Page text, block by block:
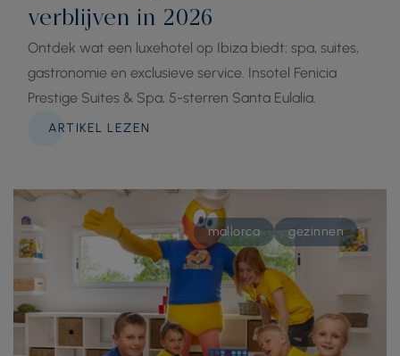
verblijven in 2026
Ontdek wat een luxehotel op Ibiza biedt: spa, suites,
gastronomie en exclusieve service. Insotel Fenicia
Prestige Suites & Spa, 5-sterren Santa Eulalia.
ARTIKEL LEZEN
mallorca gezinnen